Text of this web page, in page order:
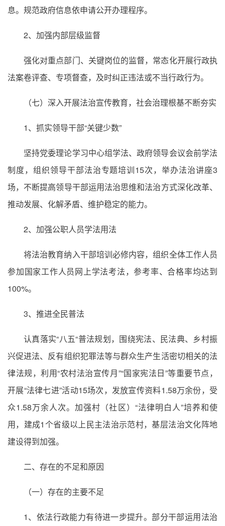
息。规范政府信息依申请公开办理程序。
2、加强内部层级监督
强化对重点部门、关键岗位的监督，常态化开展行政执
法案卷评查、专项督查，及时纠正违法或不当行政行为。
（七）深入开展法治宣传教育，社会治理根基不断夯实
1、抓实领导干部“关键少数”
坚持党委理论学习中心组学法、政府领导会议会前学法
制度，组织领导干部法治专题培训15次，举办法治讲座3
场，不断提高领导干部运用法治思维和法治方式深化改革、
推动发展、化解矛盾、维护稳定的能力。
2、加强公职人员学法用法
将法治教育纳入干部培训必修内容，组织全体工作人员
参加国家工作人员网上学法考法，参考率、合格率均达到
100%。
3、推进全民普法
认真落实“八五“普法规划，围绕宪法、民法典、乡村振
兴促进法、反有组织犯罪法等与群众生产生活密切相关的法
律法规，利用“农村法治宣传月”“国家宪法日”等重要节点，
开展“法律七进”活动15场次，发放宣传资料1.58万余份，受
众1.58万余人次。加强村（社区）“法律明白人”培养和使
用，建成1个省级以上民主法治示范村，基层法治文化阵地
建设得到加强。
二、存在的不足和原因
（一）存在的主要不足
1、依法行政能力有待进一步提升。部分干部运用法治